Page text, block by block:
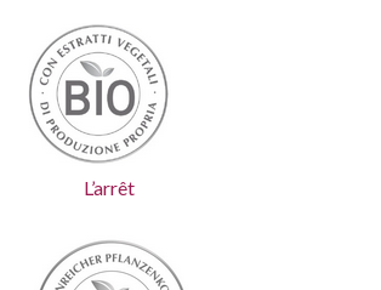
L’arrêt